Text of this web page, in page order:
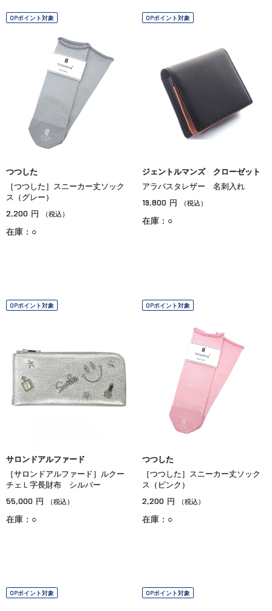
OPポイント対象
つつした
［つつした］スニーカー丈ソック
ス（グレー）
2,200 円 （税込）
在庫：○
OPポイント対象
ジェントルマンズ クローゼット
アラバスタレザー 名刺入れ
19,800 円 （税込）
在庫：○
OPポイント対象
サロンドアルファード
［サロンドアルファード］ルクー
チェＬ字長財布 シルバー
55,000 円 （税込）
在庫：○
OPポイント対象
つつした
［つつした］スニーカー丈ソック
ス（ピンク）
2,200 円 （税込）
在庫：○
OPポイント対象 OPポイント対象